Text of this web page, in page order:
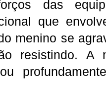
das
que
menino se
resistindo. A